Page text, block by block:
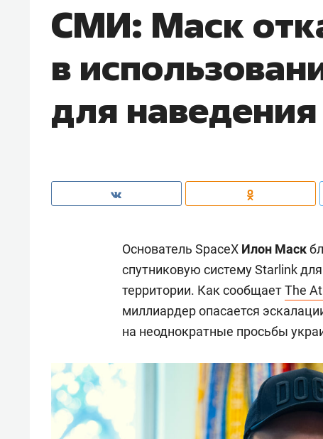
СМИ: Маск
в
для
Основатель SpaceX Илон Маск
спутниковую систему Starlink
территории. Как сообщаетThe
миллиардер опасается
на неоднократные просьбы